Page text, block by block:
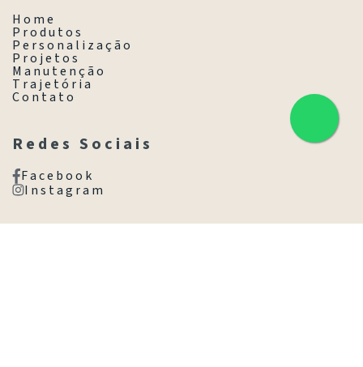
H o m e
P r o d u t o s
P e r s o n a l i z a ç ã o
P r o j e t o s
M a n u t e n ç ã o
T r a j e t ó r i a
C o n t a t o
R e d e s S o c i a i s
F a c e b o o k
I n s t a g r a m